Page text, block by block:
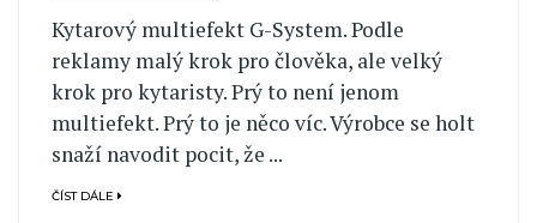
Kytarový multiefekt G-System. Podle
reklamy malý krok pro člověka, ale velký
krok pro kytaristy. Prý to není jenom
multiefekt. Prý to je něco víc. Výrobce se holt
snaží navodit pocit, že ...
ČÍST DÁLE